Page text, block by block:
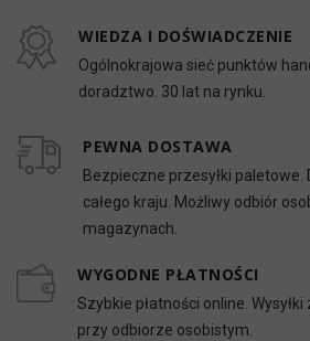
WIEDZA I DOŚWIADCZENIE
Ogólnokrajowa sieć punktów
doradztwo. 30 lat na rynku.
PEWNA DOSTAWA
Bezpieczne przesyłki paletowe.
całego kraju. Możliwy odbiór
magazynach.
WYGODNE PŁATNOŚCI
Szybkie płatności online.
przy odbiorze osobistym.